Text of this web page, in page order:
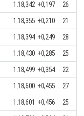
1.18,342 +0,197 26
1.18,355 +0,210 21
1.18,394 +0,249 28
1.18,430 +0,285 25
1.18,499 +0,354 22
1.18,600 +0,455 27
1.18,601 +0,456 25